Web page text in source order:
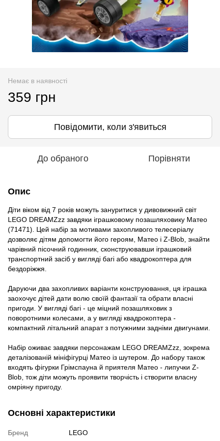
Немає в наявності
359 грн
Повідомити, коли з'явиться
До обраного Порівняти
Опис
Діти віком від 7 років можуть зануритися у дивовижний світ
LEGO DREAMZzz завдяки іграшковому позашляховику Матео
(71471). Цей набір за мотивами захопливого телесеріалу
дозволяє дітям допомогти його героям, Матео і Z-Blob, знайти
чарівний пісочний годинник, сконструювавши іграшковий
транспортний засіб у вигляді багі або квадрокоптера для
бездоріжжя.
Даруючи два захопливих варіанти конструювання, ця іграшка
заохочує дітей дати волю своїй фантазії та обрати власні
пригоди. У вигляді багі - це міцний позашляховик з
поворотними колесами, а у вигляді квадрокоптера -
компактний літальний апарат з потужними задніми двигунами.
Набір оживає завдяки персонажам LEGO DREAMZzz, зокрема
деталізованій мініфігурці Матео із шутером. До набору також
входять фігурки Грімспауна й приятеля Матео - липучки Z-
Blob, тож діти можуть проявити творчість і створити власну
омріяну пригоду.
Основні характеристики
Бренд LEGO